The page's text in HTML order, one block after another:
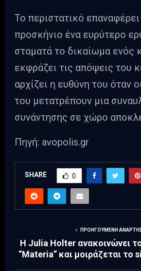
Το περιστατικό
προσκήνιο ένα ευρύτερο
σταματά το δικαίωμα ενός
εκφράζει τις απόψεις του
αρχίζει η ευθύνη του όταν
του μετατρέπουν μια
συνάντησης σε χώρο
Πηγή: avopolis.gr
SHARE 0
ΠΡΟΗΓΟΎΜΕΝΗ
Η Julia Holter ανακοινώνει
“Materia” και μοιράζεται το